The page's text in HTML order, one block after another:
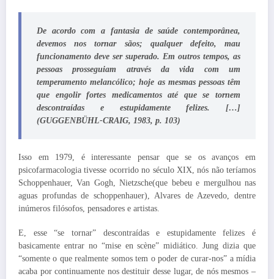
De acordo com a fantasia de saúde contemporânea,
devemos nos tornar sãos; qualquer defeito, mau
funcionamento deve ser superado. Em outros tempos, as
pessoas prosseguiam através da vida com um
temperamento melancólico; hoje as mesmas pessoas têm
que engolir fortes medicamentos até que se tornem
descontraídas e estupidamente felizes. […]
(GUGGENBÜHL-CRAIG, 1983, p. 103)
Isso em 1979, é interessante pensar que se os avanços em
psicofarmacologia tivesse ocorrido no século XIX, nós não teríamos
Schoppenhauer, Van Gogh, Nietzsche(que bebeu e mergulhou nas
aguas profundas de schoppenhauer), Alvares de Azevedo, dentre
inúmeros filósofos, pensadores e artistas.
E, esse “se tornar” descontraídas e estupidamente felizes é
basicamente entrar no “mise en scène” midiático. Jung dizia que
“somente o que realmente somos tem o poder de curar-nos” a mídia
acaba por continuamente nos destituir desse lugar, de nós mesmos –